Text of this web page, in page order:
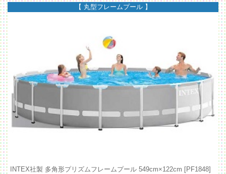
【 丸型フレームプール 】
INTEX社製 多角形プリズムフレームプール 549cm×122cm [PF1848]